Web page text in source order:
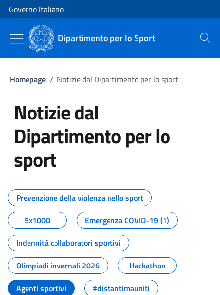
Vai al contenuto
Vai alla navigazione del sito
Governo Italiano
Dipartimento per lo Sport Cerca
Homepage / Notizie dal Dipartimento per lo sport
Notizie dal
Dipartimento per lo
sport
Tutti i contenuti della pagina
Prevenzione della violenza nello sport
5x1000
Emergenza COVID-19 (1)
Indennità collaboratori sportivi
Olimpiadi invernali 2026
Hackathon
Agenti sportivi
#distantimauniti